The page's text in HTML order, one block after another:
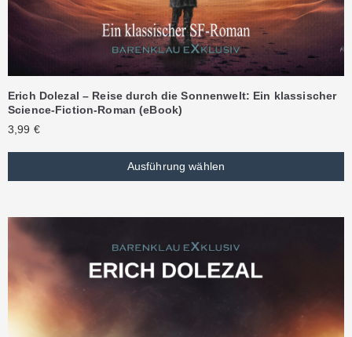
Erich Dolezal – Reise durch die Sonnenwelt: Ein klassischer
Science-Fiction-Roman (eBook)
3,99 €
Ausführung wählen